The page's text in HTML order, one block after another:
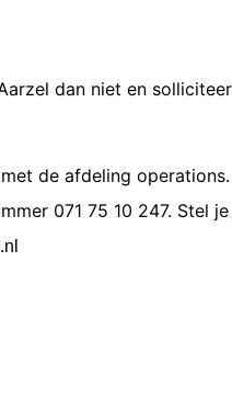
dan niet en
de afdeling
071 75 10 247. Stel je